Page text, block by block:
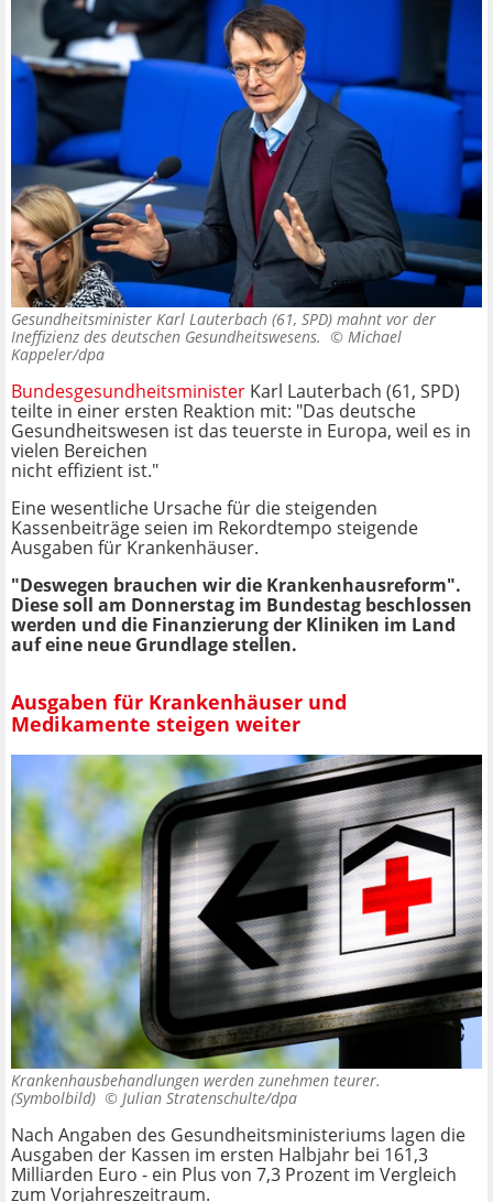
Gesundheitsminister Karl Lauterbach (61, SPD) mahnt vor der
Ineffizienz des deutschen Gesundheitswesens. © Michael
Kappeler/dpa
Bundesgesundheitsminister Karl Lauterbach (61, SPD)
teilte in einer ersten Reaktion mit: "Das deutsche
Gesundheitswesen ist das teuerste in Europa, weil es in
vielen Bereichen
nicht effizient ist."
Eine wesentliche Ursache für die steigenden
Kassenbeiträge seien im Rekordtempo steigende
Ausgaben für Krankenhäuser.
"Deswegen brauchen wir die Krankenhausreform".
Diese soll am Donnerstag im Bundestag beschlossen
werden und die Finanzierung der Kliniken im Land
auf eine neue Grundlage stellen.
Ausgaben für Krankenhäuser und
Medikamente steigen weiter
Krankenhausbehandlungen werden zunehmen teurer.
(Symbolbild) © Julian Stratenschulte/dpa
Nach Angaben des Gesundheitsministeriums lagen die
Ausgaben der Kassen im ersten Halbjahr bei 161,3
Milliarden Euro - ein Plus von 7,3 Prozent im Vergleich
zum Vorjahreszeitraum.